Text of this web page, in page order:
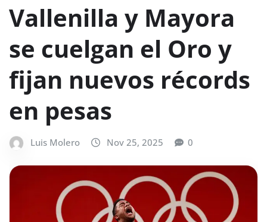
Vallenilla y Mayora
se cuelgan el Oro y
fijan nuevos récords
en pesas
Luis Molero Nov 25, 2025 0